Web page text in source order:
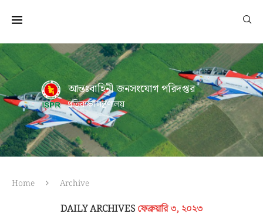
আন্তঃবাহিনী জনসংযোগ পরিদপ্তর
প্রতিরক্ষা মন্ত্রণালয়
Home Archive
DAILY ARCHIVES ফেব্রুয়ারি ৩, ২০২৩